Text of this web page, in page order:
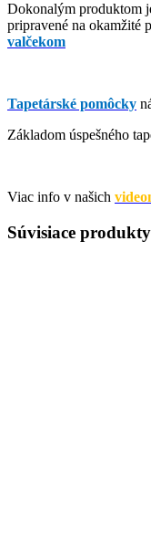
Dokonalým produktom
pripravené na okamžité
valčekom
Tapetárské pomôcky
Základom úspešného
Viac info v našich
Súvisiace produkty